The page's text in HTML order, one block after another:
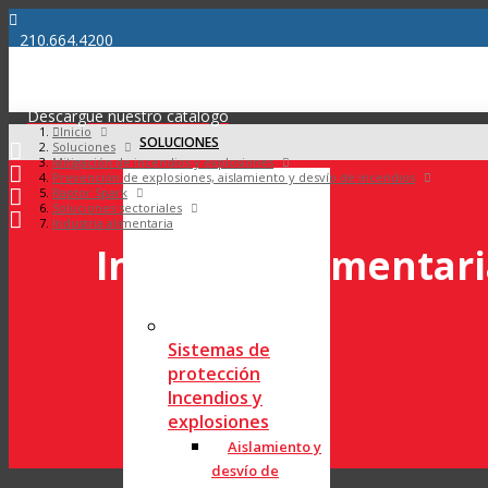
210.664.4200
Descargue nuestro catálogo
SOLUCIONES
Sistemas de
protección
Incendios y
explosiones
Aislamiento y
desvío de
Inicio
Soluciones
Mitigación de incendios y explosiones
Prevención de explosiones, aislamiento y desvío de incendios
Raptor Spark
Soluciones sectoriales
Industria alimentaria
Industria